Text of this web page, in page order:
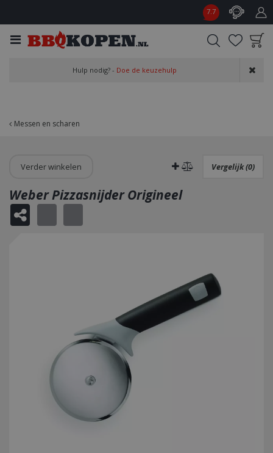
Messen en scharen
7.7
aan wensenlijst
Hulp nodig? - Doe de keuzehulp
Verder winkelen Vergelijk (0)
Weber Pizzasnijder Origineel